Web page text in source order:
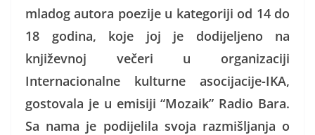
mladog autora poezije u kategoriji od 14 do
18 godina, koje joj je dodijeljeno na
književnoj večeri u organizaciji
Internacionalne kulturne asocijacije-IKA,
gostovala je u emisiji “Mozaik” Radio Bara.
Sa nama je podijelila svoja razmišljanja o